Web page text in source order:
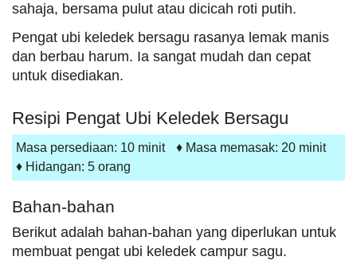
sahaja, bersama pulut atau dicicah roti putih.
Pengat ubi keledek bersagu rasanya lemak manis
dan berbau harum. Ia sangat mudah dan cepat
untuk disediakan.
Resipi Pengat Ubi Keledek Bersagu
Masa persediaan: 10 minit ♦ Masa memasak: 20 minit
♦ Hidangan: 5 orang
Bahan-bahan
Berikut adalah bahan-bahan yang diperlukan untuk
membuat pengat ubi keledek campur sagu.